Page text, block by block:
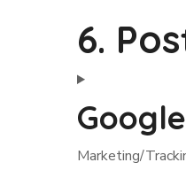
6.
Marketing/